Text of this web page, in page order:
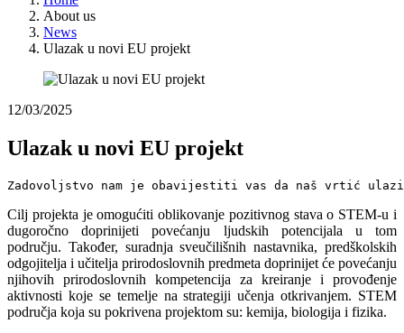
About us
News
Ulazak u novi EU projekt
12/03/2025
Ulazak u novi EU projekt
Zadovoljstvo nam je obavijestiti vas da naš vrtić ulazi
Cilj projekta je omogućiti oblikovanje pozitivnog stava o STEM-u i
dugoročno doprinijeti povećanju ljudskih potencijala u tom
području. Također, suradnja sveučilišnih nastavnika, predškolskih
odgojitelja i učitelja prirodoslovnih predmeta doprinijet će povećanju
njihovih prirodoslovnih kompetencija za kreiranje i provođenje
aktivnosti koje se temelje na strategiji učenja otkrivanjem. STEM
područja koja su pokrivena projektom su: kemija, biologija i fizika.